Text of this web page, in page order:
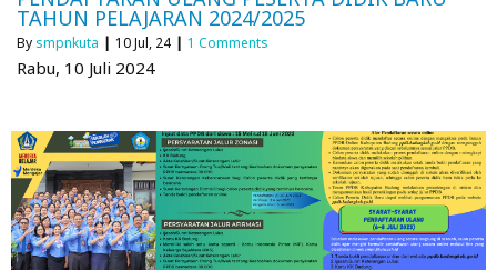
TAHUN PELAJARAN 2024/2025
By smpnkuta | 10Jul, 24 | 1 Comments
Rabu, 10 Juli 2024